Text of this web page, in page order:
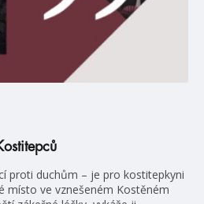
proti duchům – je pro kostitepkyni
místo ve vznešeném Kostěném